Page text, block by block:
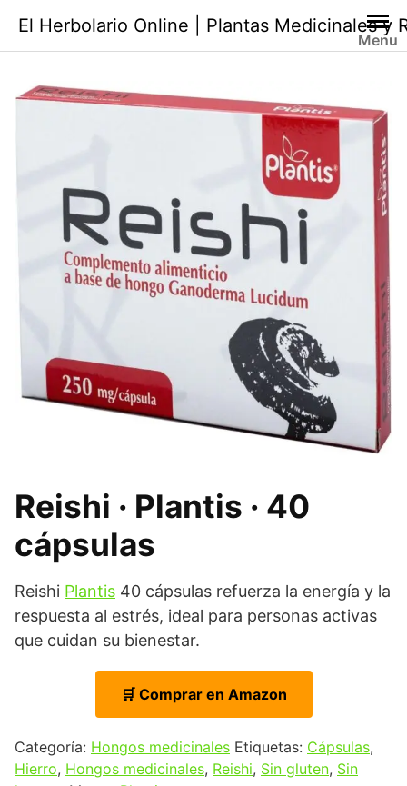
contenido
El Herbolario Online | Plantas Medicinales y
Menu
Reishi · Plantis · 40
cápsulas
Reishi Plantis 40 cápsulas refuerza la energía y la
respuesta al estrés, ideal para personas activas
que cuidan su bienestar.
🛒 Comprar en Amazon
Categoría: Hongos medicinales Etiquetas: Cápsulas,
Hierro, Hongos medicinales, Reishi, Sin gluten, Sin